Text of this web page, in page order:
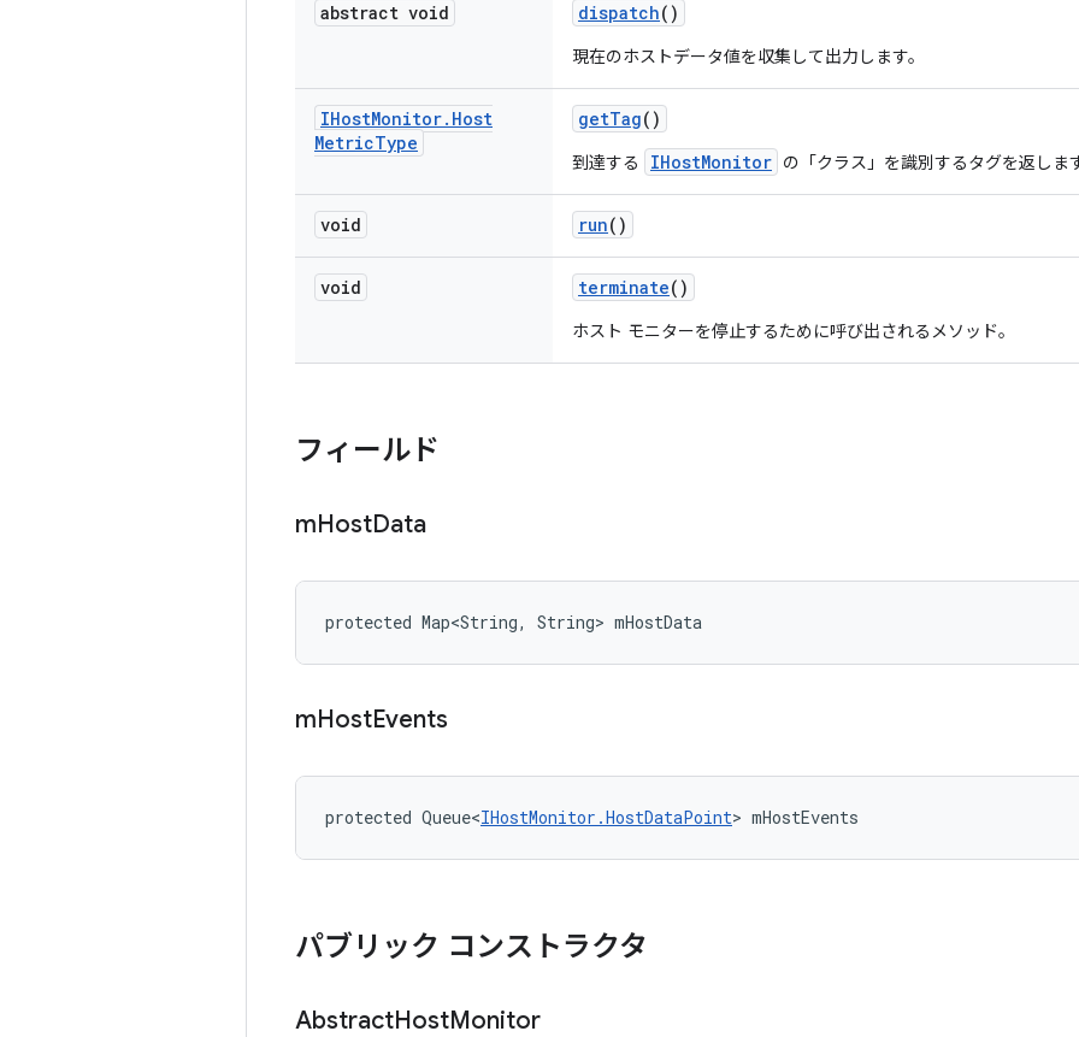
abstract void dispatch()
現在のホストデータ値を収集して出力します。
IHostMonitor. Host
MetricType
getTag()
到達する IHostMonitor の「クラス」を識別するタグを返しま
void run()
void terminate()
ホスト モニターを停止するために呼び出されるメソッド。
フィールド
mHostData
protected Map<String, String> mHostData
mHostEvents
protected Queue<IHostMonitor.HostDataPoint> mHostEvents
パブリック コンストラクタ
AbstractHostMonitor